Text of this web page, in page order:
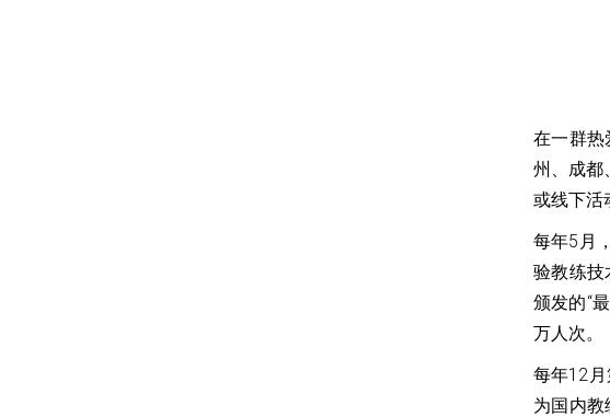
在一群热
州、成都
或线下活
每年5月
验教练技
颁发的“
万人次。
每年12
为国内